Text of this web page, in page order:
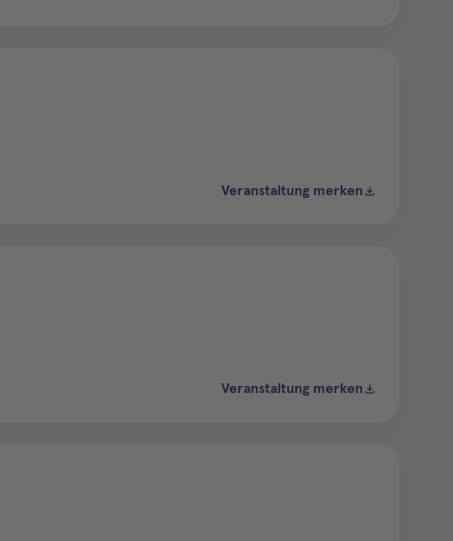
Veranstaltung merken
Veranstaltung merken